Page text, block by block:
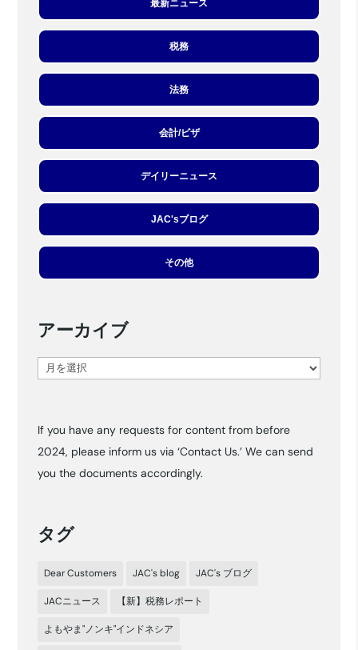
最新ニュース
税務
法務
会計/ビザ
デイリーニュース
JAC'sブログ
その他
アーカイブ
ア
イ
ブ
If you have any requests for content from before
2024, please inform us via ‘Contact Us.’ We can send
you the documents accordingly.
タグ
Dear Customers JAC's blog JAC's ブログ
JACニュース 【新】税務レポート
よもやま"ノンキ"インドネシア